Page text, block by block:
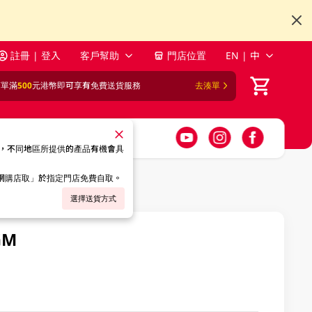
註冊 | 登入 客戶幫助 門店位置 EN | 中
滿500元港幣即可享有免費送貨服務 去湊單
不同地區所提供的產品有機會具
店取」於指定門店免費自取。
選擇送貨方式